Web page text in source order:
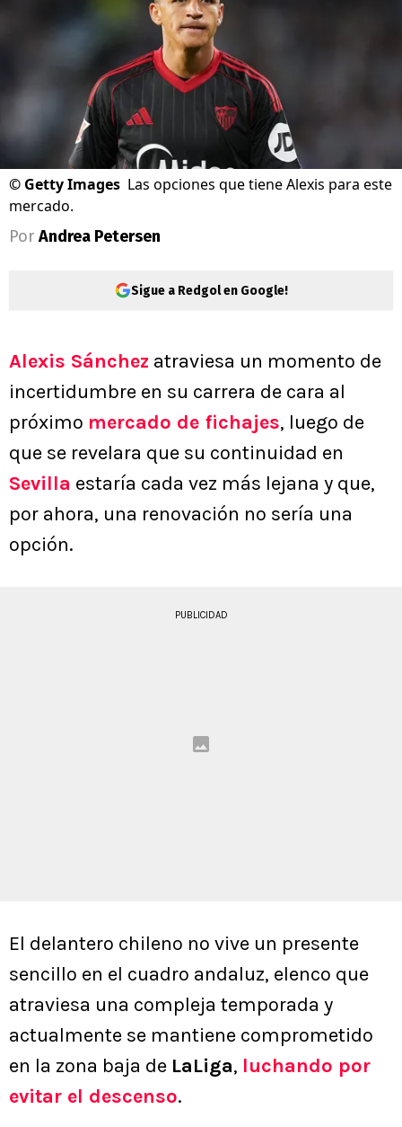
© Getty Images Las opciones que tiene Alexis para este
mercado.
Por Andrea Petersen
Sigue a Redgol en Google!
Alexis Sánchez atraviesa un momento de
incertidumbre en su carrera de cara al
próximo mercado de fichajes, luego de
que se revelara que su continuidad en
Sevilla estaría cada vez más lejana y que,
por ahora, una renovación no sería una
opción.
PUBLICIDAD
El delantero chileno no vive un presente
sencillo en el cuadro andaluz, elenco que
atraviesa una compleja temporada y
actualmente se mantiene comprometido
en la zona baja de LaLiga, luchando por
evitar el descenso.